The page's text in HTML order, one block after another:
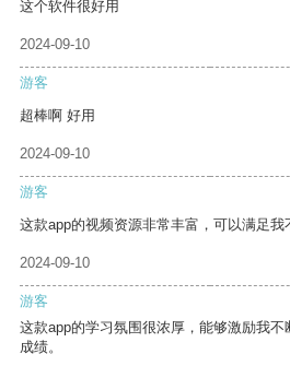
这个软件很好用
2024-09-10
游客
超棒啊 好用
2024-09-10
游客
这款app的视频资源非常丰富，可以满足我
2024-09-10
游客
这款app的学习氛围很浓厚，能够激励我
成绩。